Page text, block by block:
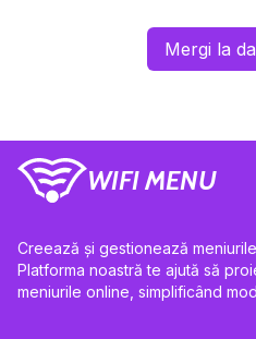
Mergi la
WIFI MENU
Creează și gestionează
Platforma noastră te ajută să
meniurile online, simplificând